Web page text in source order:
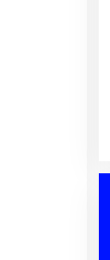
Peningkatan
Sorotan